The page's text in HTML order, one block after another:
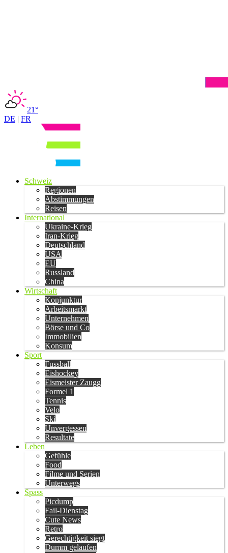
21°
DE | FR
Schweiz
Regionen
Abstimmungen
Reisen
International
Ukraine-Krieg
Iran-Krieg
Deutschland
USA
EU
Russland
China
Wirtschaft
Konjunktur
Arbeitsmarkt
Unternehmen
Börse und Co
Immobilien
Konsum
Sport
Fussball
Eishockey
Eismeister Zaugg
Formel 1
Tennis
Velo
Ski
Unvergessen
Resultate
Leben
Gefühle
Food
Filme und Serien
Unterwegs
Spass
Picdump
Fail-Dienstag
Cute News
Retro
Gerechtigkeit siegt
Dumm gelaufen